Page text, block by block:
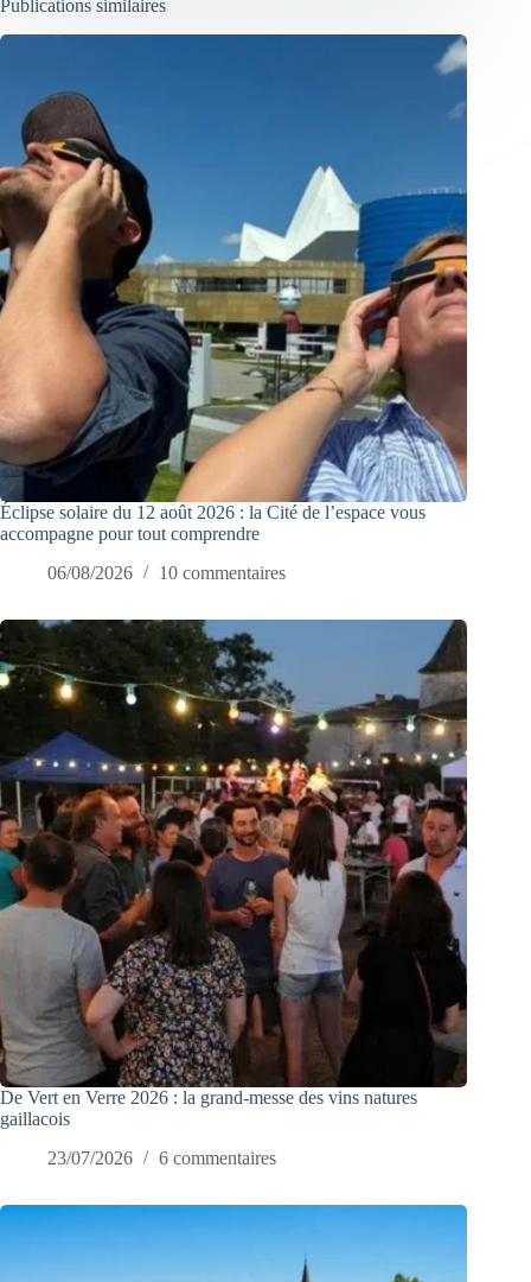
Publications similaires
Éclipse solaire du 12 août 2026 : la Cité de l’espace vous
accompagne pour tout comprendre
06/08/2026
10 commentaires
De Vert en Verre 2026 : la grand-messe des vins natures
gaillacois
23/07/2026
6 commentaires